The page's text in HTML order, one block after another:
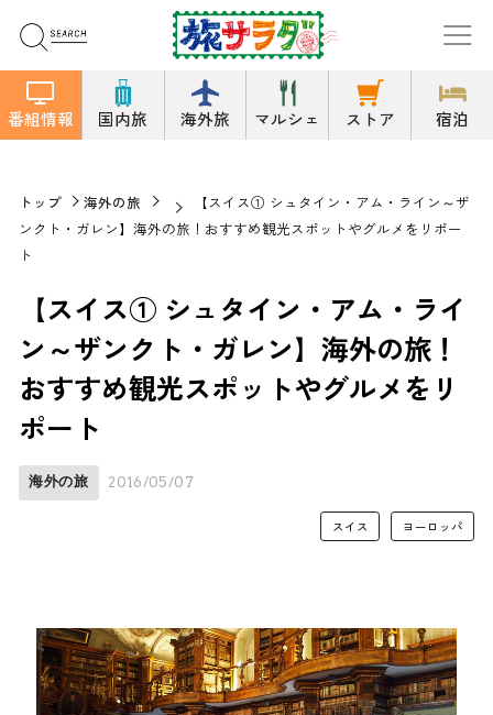
番組情報 国内旅 海外旅 マルシェ ストア 宿泊
トップ 海外の旅
【スイス① シュタイン・アム・ライン～ザ
ンクト・ガレン】海外の旅！おすすめ観光スポットやグルメをリポー
ト
【スイス① シュタイン・アム・ライ
ン～ザンクト・ガレン】海外の旅！
おすすめ観光スポットやグルメをリ
ポート
海外の旅 2016/05/07
スイス ヨーロッパ